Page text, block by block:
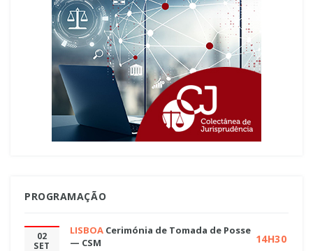
PROGRAMAÇÃO
02
SET
LISBOA Cerimónia de Tomada de Posse
— CSM
14H30